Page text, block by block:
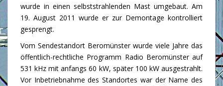
wurde in einen selbststrahlenden Mast umgebaut. Am
19. August 2011 wurde er zur Demontage kontrolliert
gesprengt.
Vom Sendestandort Beromünster wurde viele Jahre das
öffentlich-rechtliche Programm Radio Beromünster auf
531 kHz mit anfangs 60 kW, später 100 kW ausgestrahlt.
Vor Inbetriebnahme des Standortes war der Name des